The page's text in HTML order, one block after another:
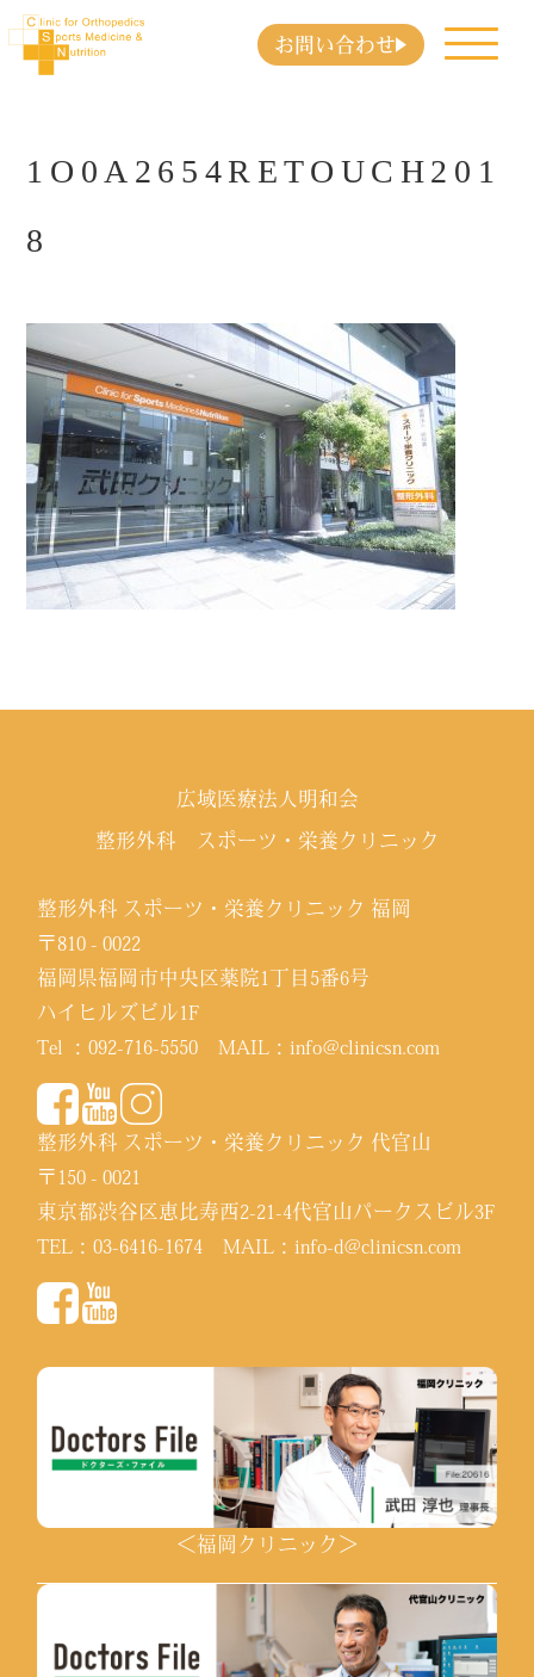
お問い合わせ
1O0A2654RETOUCH201
8
広域医療法人明和会
整形外科 スポーツ・栄養クリニック
整形外科 スポーツ・栄養クリニック 福岡
〒810 - 0022
福岡県福岡市中央区薬院1丁目5番6号
ハイヒルズビル1F
Tel ：092-716-5550 MAIL：info@clinicsn.com
整形外科 スポーツ・栄養クリニック 代官山
〒150 - 0021
東京都渋谷区恵比寿西2-21-4代官山パークスビル3F
TEL：03-6416-1674 MAIL：info-d@clinicsn.com
＜福岡クリニック＞